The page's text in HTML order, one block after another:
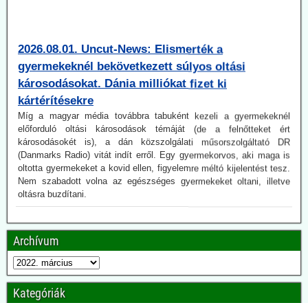
gyermekeknél bekövetkezett súlyos oltási
károsodásokat. Dánia milliókat fizet ki
kártérítésekre
Míg a magyar média továbbra tabuként kezeli a gyermekeknél
előforduló oltási károsodások témáját (de a felnőtteket ért
károsodásokét is), a dán közszolgálati műsorszolgáltató DR
(Danmarks Radio) vitát indít erről. Egy gyermekorvos, aki maga is
oltotta gyermekeket a kovid ellen, figyelemre méltó kijelentést tesz.
Nem szabadott volna az egészséges gyermekeket oltani, illetve
oltásra buzdítani.
2010-ben pandémiaképes koronavírusok után
kutatott.
A Védelmi Fejlett Kutatási Projektek Ügynöksége (DARPA) 2010-
ben elindított egy kevéssé ismert programot azzal a kifejezett céllal,
hogy még megjelenésük előtt meghatározza a vírusok jövőbeli
genetikai összetételét, beleértve a még nem létező víruspopulációk
Archívum
Kategóriák